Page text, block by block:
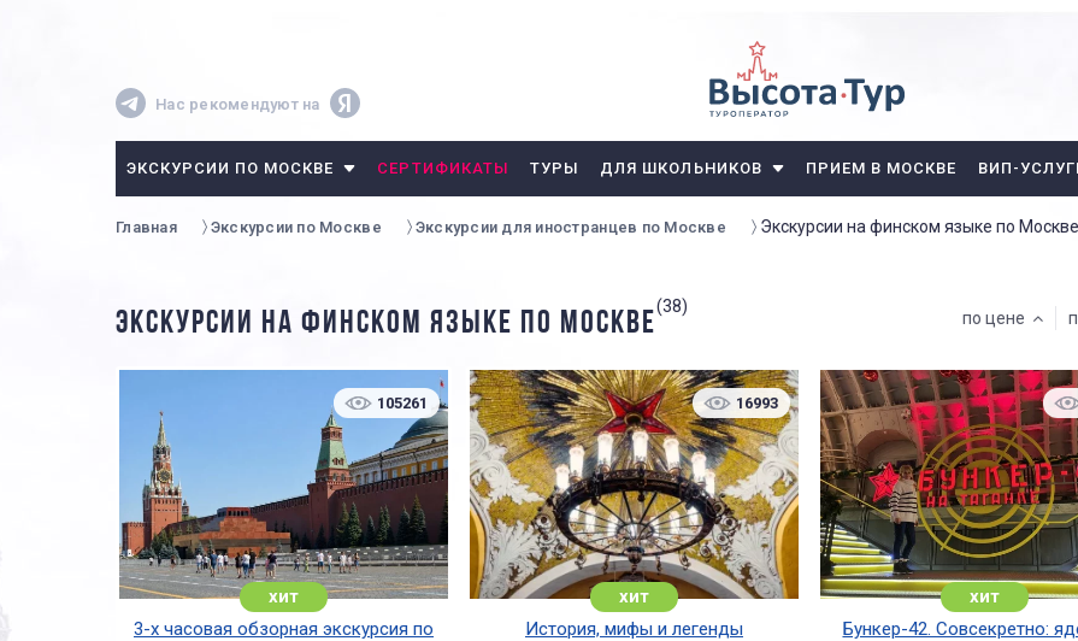
Нас рекомендуют на
ЭКСКУРСИИ ПО МОСКВЕ СЕРТИФИКАТЫ ТУРЫ ДЛЯ ШКОЛЬНИКОВ ПРИЕМ В МОСКВЕ ВИП-
Главная Экскурсии по Москве Экскурсии для иностранцев по Москве Экскурсии на финском языке по Москве
ЭКСКУРСИИ НА ФИНСКОМ ЯЗЫКЕ ПО МОСКВЕ
(38)
по цене
105261
хит
3-х часовая обзорная экскурсия по
16993
хит
История, мифы и легенды
хит
Бункер-42. Совсекретно: